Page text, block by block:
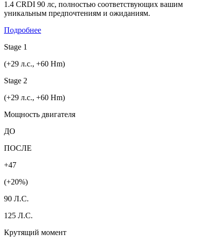
1.4 CRDI 90 лс, полностью соответствующих вашим
уникальным предпочтениям и ожиданиям.
Подробнее
Stage 1
(+29 л.с., +60 Hm)
Stage 2
(+29 л.с., +60 Hm)
Мощность двигателя
ДО
ПОСЛЕ
+47
(+20%)
90 Л.С.
125 Л.С.
Крутящий момент